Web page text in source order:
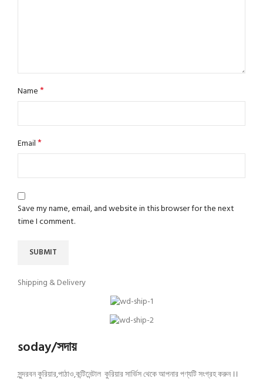
Name*
Email*
Save my name, email, and website in this browser for the next
time I comment.
Shipping & Delivery
soday/সদায়
সুন্দরবন কুরিয়ার,পাঠাও,কন্টিনেন্টাল কুরিয়ার সার্ভিস থেকে আপনার পণ্যটি সংগ্রহ করুন ।।